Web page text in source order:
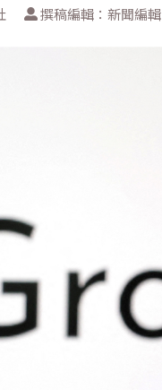
撰稿編輯：新聞編輯